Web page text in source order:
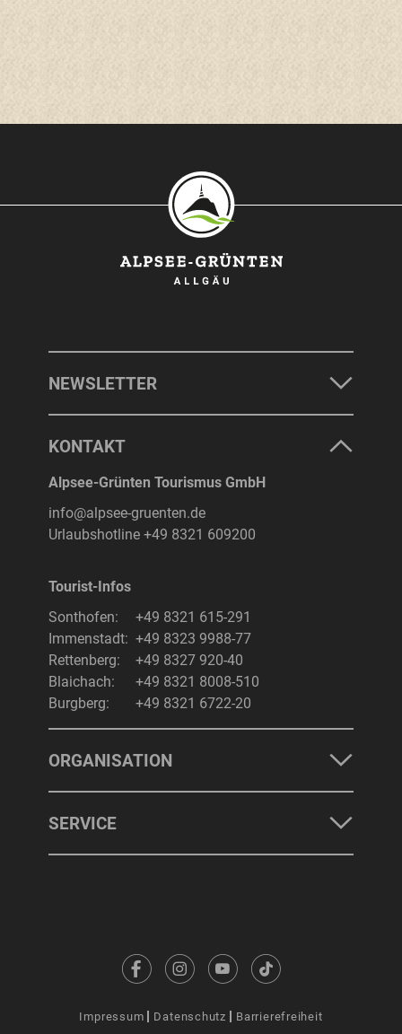
NEWSLETTER
KONTAKT
Alpsee-Grünten Tourismus GmbH
info@alpsee-gruenten.de
Urlaubshotline +49 8321 609200
Tourist-Infos
Sonthofen:
+49 8321 615-291
Immenstadt: +49 8323 9988-77
Rettenberg:
+49 8327 920-40
Blaichach:
+49 8321 8008-510
Burgberg:
+49 8321 6722-20
ORGANISATION
SERVICE
Impressum Datenschutz Barrierefreiheit